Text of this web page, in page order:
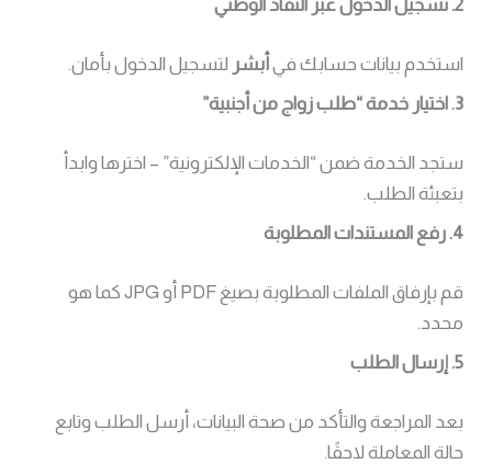
2. تسجيل الدخول عبر النفاذ الوطني
استخدم بيانات حسابك فيأبشر لتسجيل الدخول بأمان.
3. اختيار خدمة “طلب زواج من أجنبية”
ستجد الخدمة ضمن “الخدمات الإلكترونية” – اخترها وابدأ
بتعبئة الطلب.
4. رفع المستندات المطلوبة
قم بإرفاق الملفات المطلوبة بصيغ PDF أو JPG كما هو
محدد.
5. إرسال الطلب
بعد المراجعة والتأكد من صحة البيانات، أرسل الطلب وتابع
حالة المعاملة لاحقًا.